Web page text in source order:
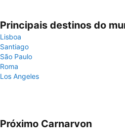
Principais destinos do
Lisboa
Santiago
São Paulo
Roma
Los Angeles
Próximo Carnarvon